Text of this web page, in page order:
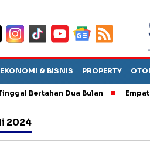
EKONOMI & BISNIS PROPERTY
Dua Bulan Empat
2024